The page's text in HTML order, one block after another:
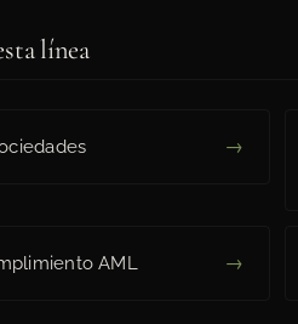
línea
→
AML →